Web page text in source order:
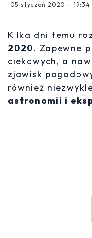
05 styczeń 2020 - 19:34
Kilka dni temu
2020. Zapewne
ciekawych, a
zjawisk
również
astronomii i